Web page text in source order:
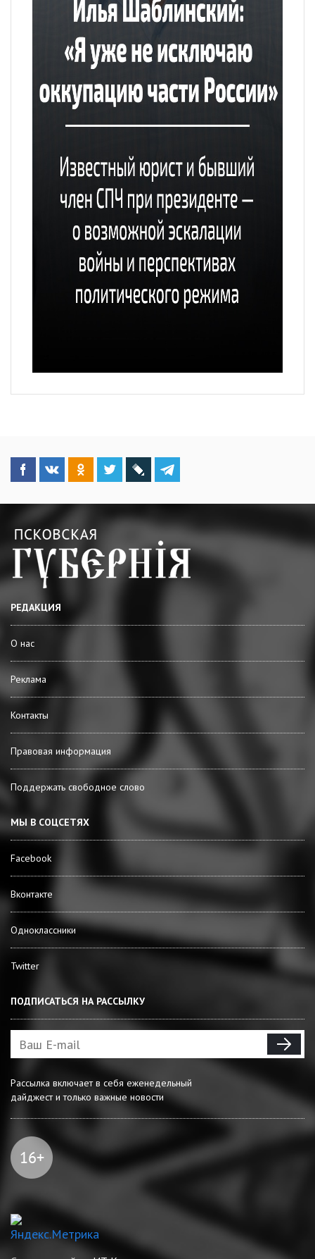
РЕДАКЦИЯ
О нас
Реклама
Контакты
Правовая информация
Поддержать свободное слово
МЫ В СОЦСЕТЯХ
Facebook
Вконтакте
Одноклассники
Twitter
ПОДПИСАТЬСЯ НА РАССЫЛКУ
Рассылка включает в себя еженедельный
дайджест и только важные новости